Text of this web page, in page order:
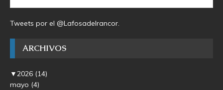
Tweets por el @Lafosadelrancor.
ARCHIVOS
▼2026 (14)
mayo (4)